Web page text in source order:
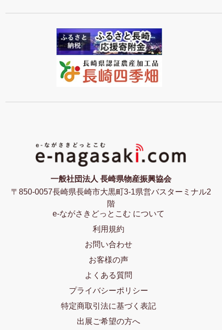
一般社団法人 長崎県物産振興協会
〒850-0057長崎県長崎市大黒町3-1県営バスターミナル2
階
e-ながさきどっとこむ について
利用規約
お問い合わせ
お客様の声
よくある質問
プライバシーポリシー
特定商取引法に基づく表記
出展ご希望の方へ